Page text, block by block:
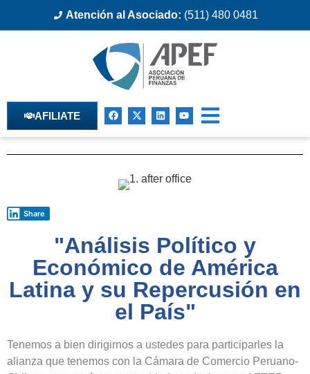
Atención al Asociado: (511) 480 0481
AFILIATE
Share
"Análisis Político y
Económico de América
Latina y su Repercusión en
el País"
Tenemos a bien dirigirnos a ustedes para participarles la
alianza que tenemos con la Cámara de Comercio Peruano-